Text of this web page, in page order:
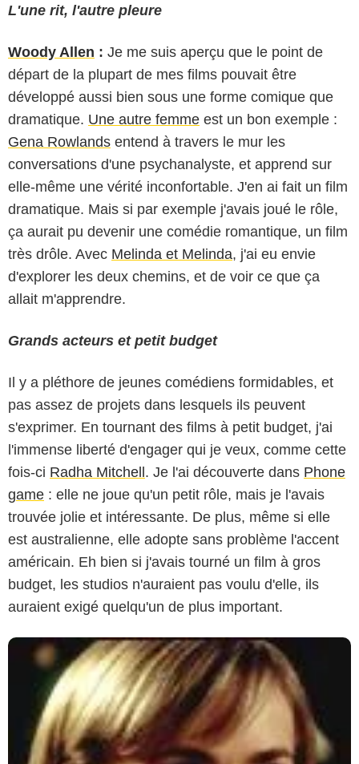
L'une rit, l'autre pleure
Woody Allen : Je me suis aperçu que le point de
départ de la plupart de mes films pouvait être
développé aussi bien sous une forme comique que
dramatique. Une autre femme est un bon exemple :
Gena Rowlands entend à travers le mur les
conversations d'une psychanalyste, et apprend sur
elle-même une vérité inconfortable. J'en ai fait un film
dramatique. Mais si par exemple j'avais joué le rôle,
ça aurait pu devenir une comédie romantique, un film
très drôle. Avec Melinda et Melinda, j'ai eu envie
d'explorer les deux chemins, et de voir ce que ça
allait m'apprendre.
Grands acteurs et petit budget
Il y a pléthore de jeunes comédiens formidables, et
pas assez de projets dans lesquels ils peuvent
s'exprimer. En tournant des films à petit budget, j'ai
l'immense liberté d'engager qui je veux, comme cette
fois-ci Radha Mitchell . Je l'ai découverte dans Phone
game : elle ne joue qu'un petit rôle, mais je l'avais
trouvée jolie et intéressante. De plus, même si elle
est australienne, elle adopte sans problème l'accent
américain. Eh bien si j'avais tourné un film à gros
budget, les studios n'auraient pas voulu d'elle, ils
auraient exigé quelqu'un de plus important.